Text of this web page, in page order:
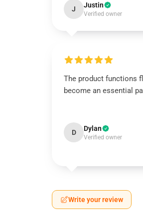
J Justin
Verified owner
The product functions
become an essential
D Dylan
Verified owner
Write your review